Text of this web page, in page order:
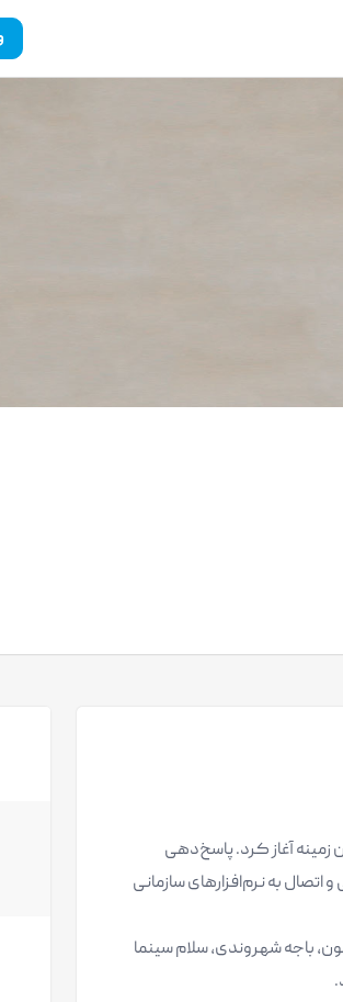
مصنوعی است که از سال 1395 فعالیتش را در این زمینه آغاز کرد. پاسخ‌دهی
به نرم‌افزارهای سازمانی
باجه شهروندی، سلام سینما